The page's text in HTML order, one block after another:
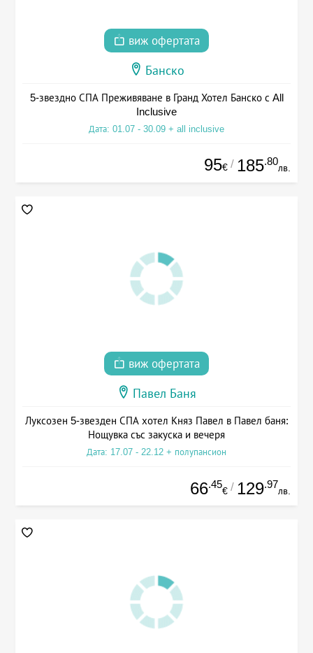
виж офертата
Банско
5-звездно СПА Преживяване в Гранд Хотел Банско с All
Inclusive
Дата: 01.07 - 30.09 + all inclusive
95€ / 185.80
лв.
виж офертата
Павел Баня
Луксозен 5-звезден СПА хотел Княз Павел в Павел баня:
Нощувка със закуска и вечеря
Дата: 17.07 - 22.12 + полупансион
66.45
€ / 129.97
лв.